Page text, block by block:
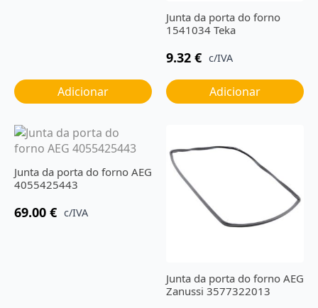
Adicionar
Junta da porta do forno
1541034 Teka
9.32 € c/IVA
Adicionar
Junta da porta do forno AEG
4055425443
69.00 € c/IVA
Junta da porta do forno AEG
Zanussi 3577322013